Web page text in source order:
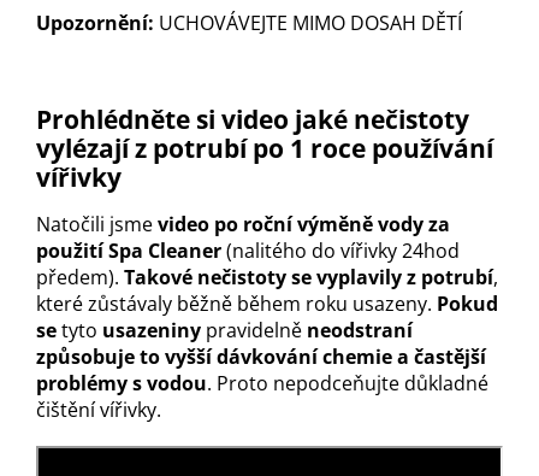
Upozornění: UCHOVÁVEJTE MIMO DOSAH DĚTÍ
Prohlédněte si video jaké nečistoty
vylézají z potrubí po 1 roce používání
vířivky
Natočili jsmevideo po roční výměně vody za
použití Spa Cleaner(nalitého do vířivky 24hod
předem). Takové nečistoty se vyplavily z potrubí,
které zůstávaly běžně během roku usazeny. Pokud
setyto usazeniny pravidelně neodstraní
způsobuje to vyšší dávkování chemie a častější
problémy s vodou. Proto nepodceňujte důkladné
čištění vířivky.